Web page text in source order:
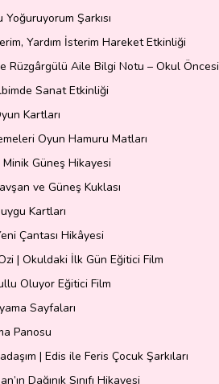
Yoğuruyorum Şarkısı
Yardım İsterim Hareket Etkinliği
Rüzgârgülü Aile Bilgi Notu – Okul Öncesi
Sanat Etkinliği
Kartları
Oyun Hamuru Matları
Güneş Hikayesi
ve Güneş Kuklası
Kartları
Çantası Hikâyesi
| Okuldaki İlk Gün Eğitici Film
Oluyor Eğitici Film
Sayfaları
Panosu
| Edis ile Feris Çocuk Şarkıları
Dağınık Sınıfı Hikayesi